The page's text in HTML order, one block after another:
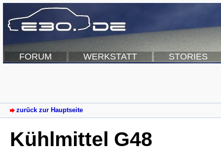
FORUM WERKSTATT STORIES
zurück zur Hauptseite
Kühlmittel G48